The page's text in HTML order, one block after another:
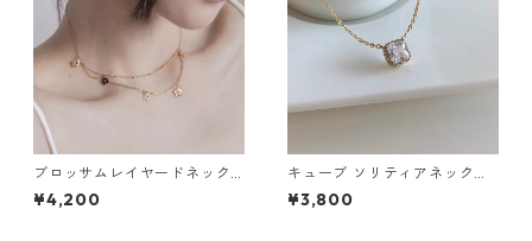
ブロッサムレイヤードネック
レス：666
¥4,200
キューブ ソリティアネックレ
ス：637
¥3,800